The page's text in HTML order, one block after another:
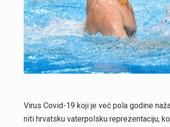
Virus Covid-19 koji je već pola godine
niti hrvatsku vaterpolsku reprezentaciju,